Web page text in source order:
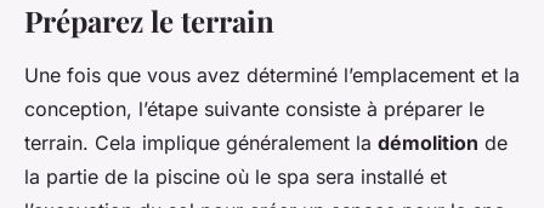
Préparez le terrain
Une fois que vous avez déterminé l’emplacement et la
conception, l’étape suivante consiste à préparer le
terrain. Cela implique généralement la démolition de
la partie de la piscine où le spa sera installé et